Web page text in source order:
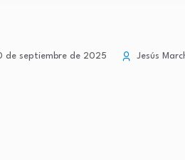
de septiembre de 2025 Jesús